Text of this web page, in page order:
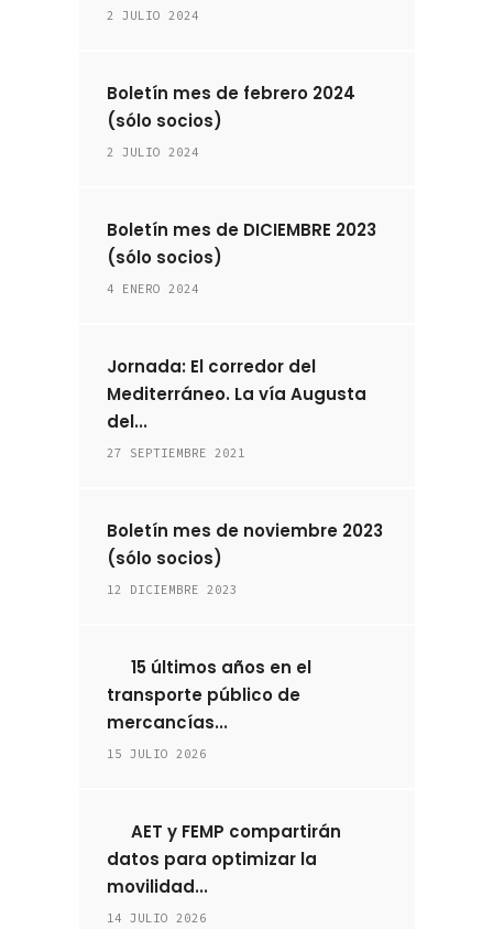
2 JULIO 2024
Boletín mes de febrero 2024
(sólo socios)
2 JULIO 2024
Boletín mes de DICIEMBRE 2023
(sólo socios)
4 ENERO 2024
Jornada: El corredor del
Mediterráneo. La vía Augusta
del...
27 SEPTIEMBRE 2021
Boletín mes de noviembre 2023
(sólo socios)
12 DICIEMBRE 2023
15 últimos años en el
transporte público de
mercancías...
15 JULIO 2026
AET y FEMP compartirán
datos para optimizar la
movilidad...
14 JULIO 2026